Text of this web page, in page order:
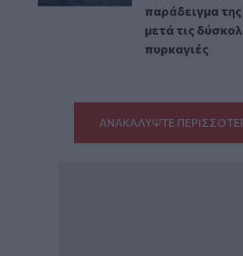
παράδειγμα
μετά τις
πυρκαγιές
ΑΝΑΚΑΛΥΨΤΕ